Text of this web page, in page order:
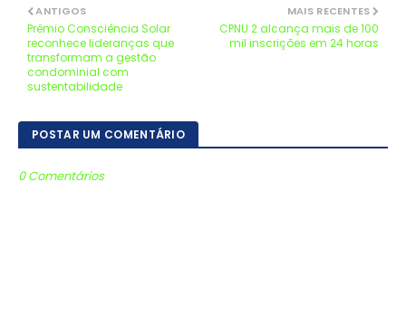
MAIS RECENTES
CPNU 2 alcança mais de 100
mil inscrições em 24 horas
ANTIGOS
Prêmio Consciência Solar
reconhece lideranças que
transformam a gestão
condominial com
sustentabilidade
POSTAR UM COMENTÁRIO
0 Comentários